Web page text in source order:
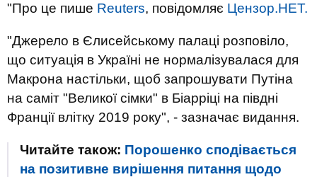
"Про це пише Reuters, повідомляє Цензор.НЕТ.
"Джерело в Єлисейському палаці розповіло,
що ситуація в Україні не нормалізувалася для
Макрона настільки, щоб запрошувати Путіна
на саміт "Великої сімки" в Біарріці на півдні
Франції влітку 2019 року", - зазначає видання.
Читайте також: Порошенко сподівається
на позитивне вирішення питання щодо